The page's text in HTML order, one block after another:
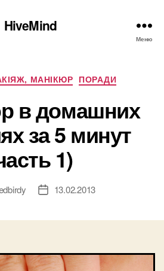
HiveMind
Меню
Категорії
МАНІКЮР ПОРАДИ
в домашних
за 5 минут
1)
Дата13.02.2013